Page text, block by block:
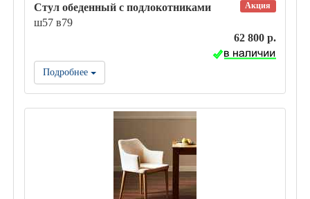
Акция
Стул обеденный с подлокотниками
ш57 в79
62 800 р.
Подробнее